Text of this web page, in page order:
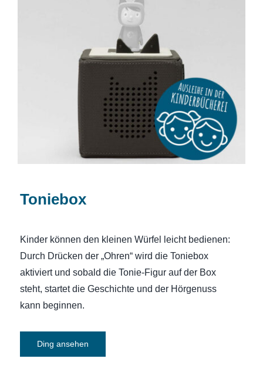
Toniebox
Kinder können den kleinen Würfel leicht bedienen:
Durch Drücken der „Ohren“ wird die Toniebox
aktiviert und sobald die Tonie-Figur auf der Box
steht, startet die Geschichte und der Hörgenuss
kann beginnen.
Ding ansehen